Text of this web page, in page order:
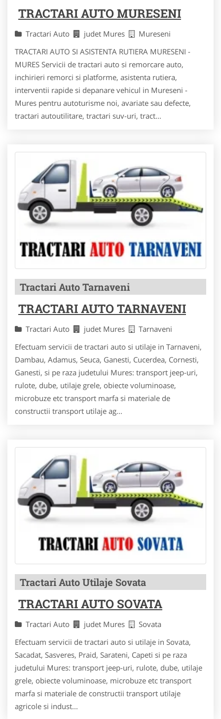
TRACTARI AUTO MURESENI
Tractari Auto judet Mures
Mureseni
TRACTARI AUTO SI ASISTENTA RUTIERA MURESENI -
MURES Servicii de tractari auto si remorcare auto,
inchirieri remorci si platforme, asistenta rutiera,
interventii rapide si depanare vehicul in Mureseni -
Mures pentru autoturisme noi, avariate sau defecte,
tractari autoutilitare, tractari suv-uri, tract...
Tractari Auto Tarnaveni
TRACTARI AUTO TARNAVENI
Tractari Auto judet Mures
Tarnaveni
Efectuam servicii de tractari auto si utilaje in Tarnaveni,
Dambau, Adamus, Seuca, Ganesti, Cucerdea, Cornesti,
Ganesti, si pe raza judetului Mures: transport jeep-uri,
rulote, dube, utilaje grele, obiecte voluminoase,
microbuze etc transport marfa si materiale de
constructii transport utilaje ag...
Tractari Auto Utilaje Sovata
TRACTARI AUTO SOVATA
Tractari Auto judet Mures
Sovata
Efectuam servicii de tractari auto si utilaje in Sovata,
Sacadat, Sasveres, Praid, Sarateni, Capeti si pe raza
judetului Mures: transport jeep-uri, rulote, dube, utilaje
grele, obiecte voluminoase, microbuze etc transport
marfa si materiale de constructii transport utilaje
agricole si indust...